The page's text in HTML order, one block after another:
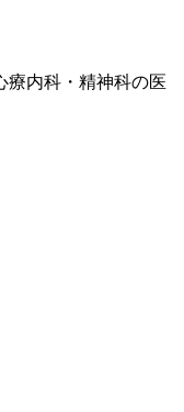
療内科・精神科の医